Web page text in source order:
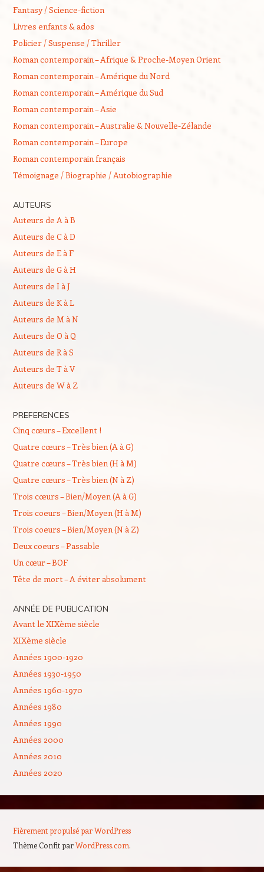
Fantasy / Science-fiction
Livres enfants & ados
Policier / Suspense / Thriller
Roman contemporain – Afrique & Proche-Moyen Orient
Roman contemporain – Amérique du Nord
Roman contemporain – Amérique du Sud
Roman contemporain – Asie
Roman contemporain – Australie & Nouvelle-Zélande
Roman contemporain – Europe
Roman contemporain français
Témoignage / Biographie / Autobiographie
AUTEURS
Auteurs de A à B
Auteurs de C à D
Auteurs de E à F
Auteurs de G à H
Auteurs de I à J
Auteurs de K à L
Auteurs de M à N
Auteurs de O à Q
Auteurs de R à S
Auteurs de T à V
Auteurs de W à Z
PREFERENCES
Cinq cœurs – Excellent !
Quatre cœurs – Très bien (A à G)
Quatre cœurs – Très bien (H à M)
Quatre cœurs – Très bien (N à Z)
Trois cœurs – Bien/Moyen (A à G)
Trois coeurs – Bien/Moyen (H à M)
Trois coeurs – Bien/Moyen (N à Z)
Deux coeurs – Passable
Un cœur – BOF
Tête de mort – A éviter absolument
ANNÉE DE PUBLICATION
Avant le XIXème siècle
XIXème siècle
Années 1900-1920
Années 1930-1950
Années 1960-1970
Années 1980
Années 1990
Années 2000
Années 2010
Années 2020
Fièrement propulsé par WordPress
Thème Confit parWordPress.com.